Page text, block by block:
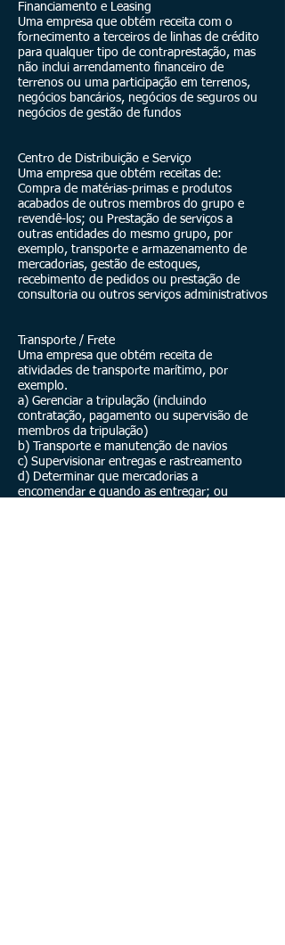
Financiamento e Leasing
Uma empresa que obtém receita com o
fornecimento a terceiros de linhas de crédito
para qualquer tipo de contraprestação, mas
não inclui arrendamento financeiro de
terrenos ou uma participação em terrenos,
negócios bancários, negócios de seguros ou
negócios de gestão de fundos
Centro de Distribuição e Serviço
Uma empresa que obtém receitas de:
Compra de matérias-primas e produtos
acabados de outros membros do grupo e
revendê-los; ou Prestação de serviços a
outras entidades do mesmo grupo, por
exemplo, transporte e armazenamento de
mercadorias, gestão de estoques,
recebimento de pedidos ou prestação de
consultoria ou outros serviços administrativos
Transporte / Frete
Uma empresa que obtém receita de
atividades de transporte marítimo, por
exemplo.
a) Gerenciar a tripulação (incluindo
contratação, pagamento ou supervisão de
membros da tripulação)
b) Transporte e manutenção de navios
c) Supervisionar entregas e rastreamento
d) Determinar que mercadorias a
encomendar e quando as entregar; ou